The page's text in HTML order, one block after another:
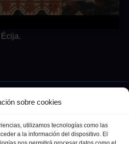
sobre cookies
utilizamos tecnologías como las
a la información del dispositivo. El
Écija.
Cultura Deportes